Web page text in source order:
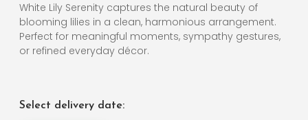
White Lily Serenity captures the natural beauty of
blooming lilies in a clean, harmonious arrangement.
Perfect for meaningful moments, sympathy gestures,
or refined everyday décor.
Select delivery date: